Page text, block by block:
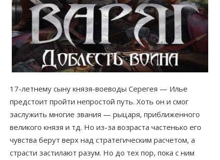
17-летнему сыну князя-воеводы Серегея — Илье
предстоит пройти непростой путь. Хоть он и смог
заслужить многие звания — рыцаря, приближенного
великого князя и тд. Но из-за возраста частенько его
чувства берут верх над стратегическим расчетом, а
страсти застилают разум. Но до тех пор, пока с ним